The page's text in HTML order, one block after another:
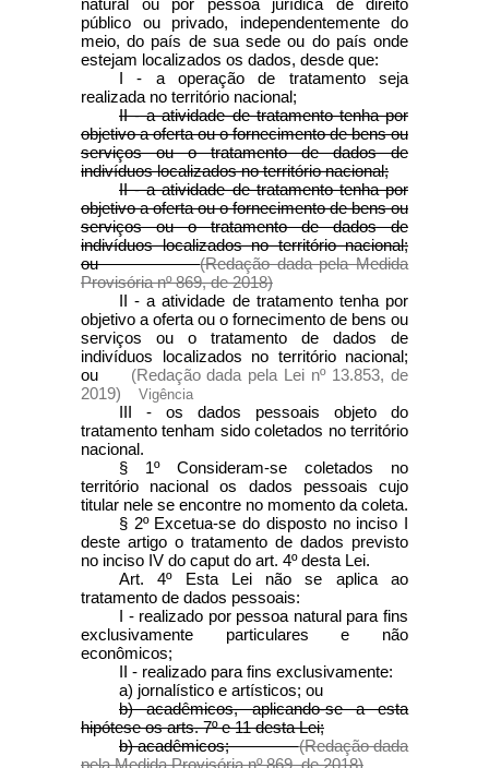
natural ou por pessoa jurídica de direito
público ou privado, independentemente do
meio, do país de sua sede ou do país onde
estejam localizados os dados, desde que:
I - a operação de tratamento seja
realizada no território nacional;
II - a atividade de tratamento tenha por
objetivo a oferta ou o fornecimento de bens ou
serviços ou o tratamento de dados de
indivíduos localizados no território nacional;
II - a atividade de tratamento tenha por
objetivo a oferta ou o fornecimento de bens ou
serviços ou o tratamento de dados de
indivíduos localizados no território nacional;
ou(Redação dada pela Medida
Provisória nº 869, de 2018)
II - a atividade de tratamento tenha por
objetivo a oferta ou o fornecimento de bens ou
serviços ou o tratamento de dados de
indivíduos localizados no território nacional;
ou (Redação dada pela Lei nº 13.853, de
2019)
Vigência
III - os dados pessoais objeto do
tratamento tenham sido coletados no território
nacional.
§ 1º Consideram-se coletados no
território nacional os dados pessoais cujo
titular nele se encontre no momento da coleta.
§ 2º Excetua-se do disposto no inciso I
deste artigo o tratamento de dados previsto
no inciso IV do caput do art. 4º desta Lei.
Art. 4º Esta Lei não se aplica ao
tratamento de dados pessoais:
I - realizado por pessoa natural para fins
exclusivamente particulares e não
econômicos;
II - realizado para fins exclusivamente:
a) jornalístico e artísticos; ou
b) acadêmicos, aplicando-se a esta
hipótese os arts. 7º e 11 desta Lei;
b) acadêmicos;(Redação dada
pela Medida Provisória nº 869, de 2018)